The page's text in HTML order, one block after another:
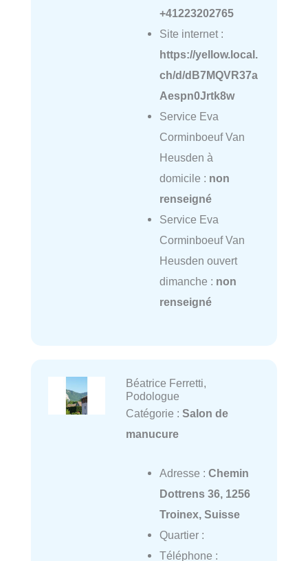
+41223202765
Site internet :
https://yellow.local.
ch/d/dB7MQVR37a
Aespn0Jrtk8w
Service Eva
Corminboeuf Van
Heusden à
domicile : non
renseigné
Service Eva
Corminboeuf Van
Heusden ouvert
dimanche : non
renseigné
Béatrice Ferretti,
Podologue
Catégorie : Salon de
manucure
Adresse : Chemin
Dottrens 36, 1256
Troinex, Suisse
Quartier :
Téléphone :